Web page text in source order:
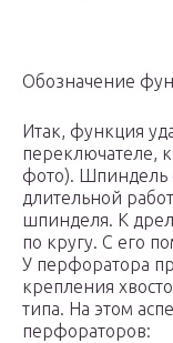
Обозначение
Итак, функция
переключателе,
фото). Шпиндель
длительной
шпинделя. К
по кругу. С его
У перфоратора
крепления
типа. На этом
перфораторов: